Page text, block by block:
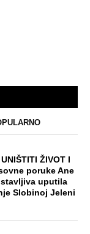
ŽIVOT I
poruke Ane
uputila
Slobinoj Jeleni